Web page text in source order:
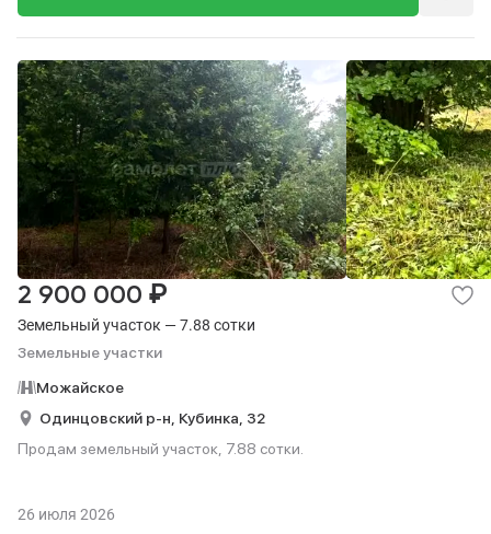
Земельный участок — 7.88 сотки
Земельные участки
2 900 000 ₽
Можайское
Одинцовский р-н, Кубинка, 32
Продам земельный участок, 7.88 сотки.
26 июля 2026